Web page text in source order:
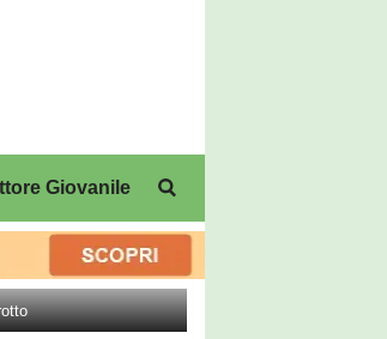
Giovanile